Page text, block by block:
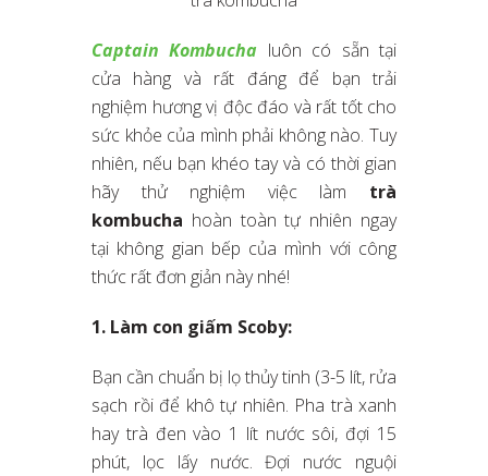
Captain Kombucha luôn có sẵn tại
cửa hàng và rất đáng để bạn trải
nghiệm hương vị độc đáo và rất tốt cho
sức khỏe của mình phải không nào. Tuy
nhiên, nếu bạn khéo tay và có thời gian
hãy thử nghiệm việc làm trà
kombucha hoàn toàn tự nhiên ngay
tại không gian bếp của mình với công
thức rất đơn giản này nhé!
1. Làm con giấm Scoby:
Bạn cần chuẩn bị lọ thủy tinh (3-5 lít, rửa
sạch rồi để khô tự nhiên. Pha trà xanh
hay trà đen vào 1 lít nước sôi, đợi 15
phút, lọc lấy nước. Đợi nước nguội